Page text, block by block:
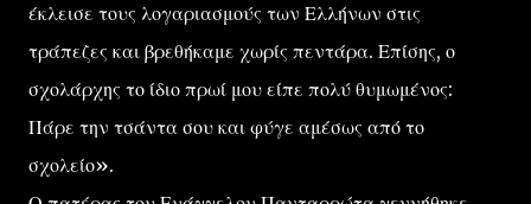
έκλεισε τους λογαριασμούς των Ελλήνων στις
τράπεζες και βρεθήκαμε χωρίς πεντάρα. Επίσης, ο
σχολάρχης το ίδιο πρωί μου είπε πολύ θυμωμένος:
Πάρε την τσάντα σου και φύγε αμέσως από το
σχολείο».